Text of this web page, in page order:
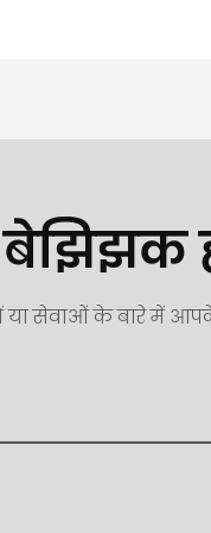
बेझिझक
या सेवाओं के बारे में